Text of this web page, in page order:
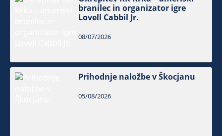
branilec in organizator igre
Lovell Cabbil Jr.
08/07/2026
Prihodnje naložbe v Škocjanu
05/08/2026